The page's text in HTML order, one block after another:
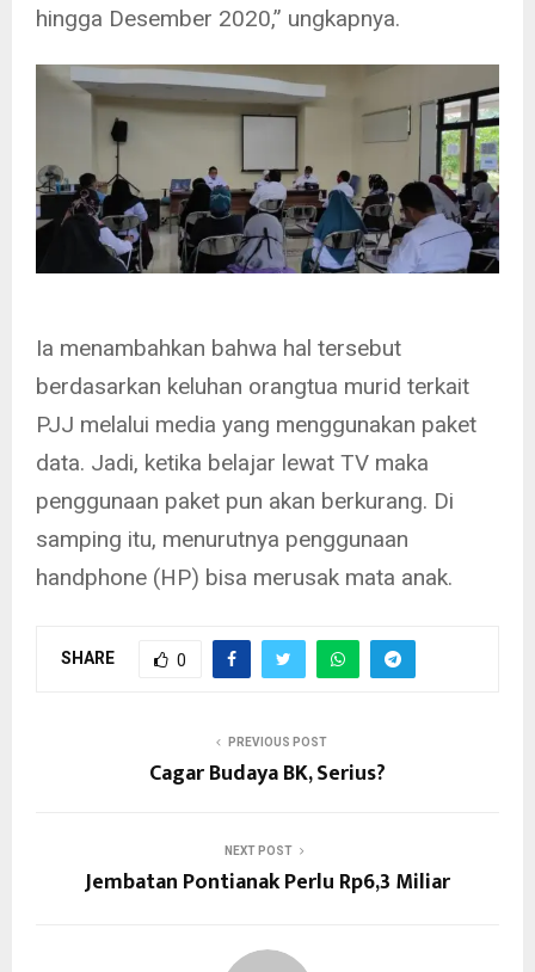
hingga Desember 2020,” ungkapnya.
Ia menambahkan bahwa hal tersebut
berdasarkan keluhan orangtua murid terkait
PJJ melalui media yang menggunakan paket
data. Jadi, ketika belajar lewat TV maka
penggunaan paket pun akan berkurang. Di
samping itu, menurutnya penggunaan
handphone (HP) bisa merusak mata anak.
SHARE 0
PREVIOUS POST
Cagar Budaya BK, Serius?
NEXT POST
Jembatan Pontianak Perlu Rp6,3 Miliar